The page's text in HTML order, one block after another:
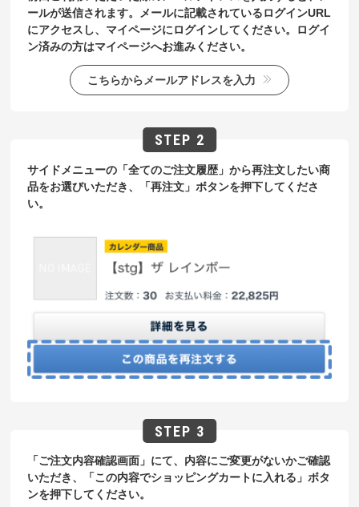
ールが送信されます。メールに記載されているログインURL
にアクセスし、マイページにログインしてください。ログイ
ン済みの方はマイページへお進みください。
こちらからメールアドレスを入力
サイドメニューの「全てのご注文履歴」から再注文したい商
品をお選びいただき、「再注文」ボタンを押下してくださ
い。
「ご注文内容確認画面」にて、内容にご変更がないかご確認
いただき、「この内容でショッピングカートに入れる」ボタ
ンを押下してください。